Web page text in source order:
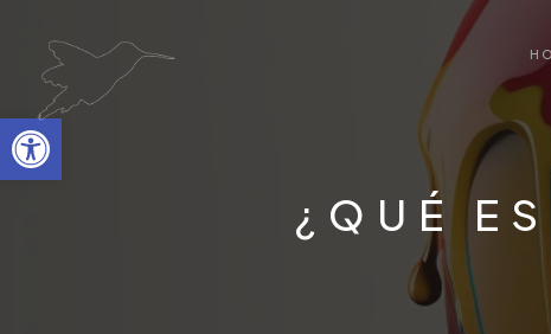
Abrir barra de herramientas
¿QUÉ